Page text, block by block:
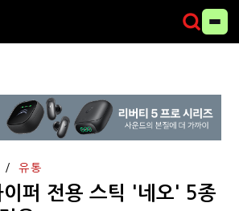
유통
이퍼 전용 스틱 '네오' 5종